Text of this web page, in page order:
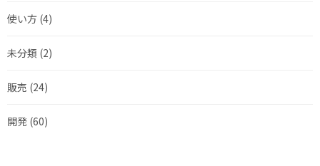
使い方 (4)
未分類 (2)
販売 (24)
開発 (60)